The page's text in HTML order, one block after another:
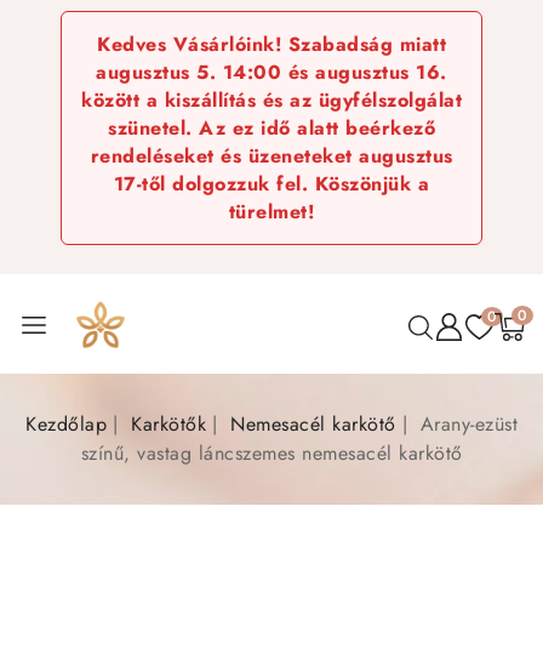
Kedves Vásárlóink! Szabadság miatt
augusztus 5. 14:00 és augusztus 16.
között a kiszállítás és az ügyfélszolgálat
szünetel. Az ez idő alatt beérkező
rendeléseket és üzeneteket augusztus
17-től dolgozzuk fel. Köszönjük a
türelmet!
0 0
Kezdőlap Karkötők Nemesacél karkötő
Arany-ezüst
színű, vastag láncszemes nemesacél karkötő